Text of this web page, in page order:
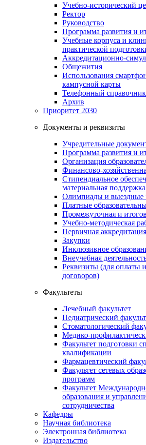
Учебно-исторический
Ректор
Руководство
Программа развития и
Учебные корпуса и
практической
Аккредитационно-
Общежития
Использования
кампусной карты
Телефонный справочник
Архив
Приоритет 2030
Документы и реквизиты
Учредительные
Программа развития и
Организация
Финансово-
Стипендиальное
материальная поддержка
Олимпиады и выездные
Платные
Промежуточная и
Учебно-методическая
Первичная
Закупки
Инклюзивное
Внеучебная
Реквизиты (для оплаты
договоров)
Факультеты
Лечебный факультет
Педиатрический
Стоматологический
Медико-
Факультет подготовки
квалификации
Фармацевтический
Факультет сетевых
программ
Факультет
образования и
сотрудничества
Кафедры
Научная библиотека
Электронная библиотека
Издательство